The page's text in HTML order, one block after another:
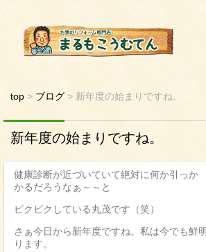
top > ブログ> 新年度の始まりですね。
新年度の始まりですね。
健康診断が近づいていて絶対に何か引っか
かるだろうなぁ～～と
ビクビクしている丸茂です（笑）
さぁ今日から新年度ですね。私は今でも鮮
ります。